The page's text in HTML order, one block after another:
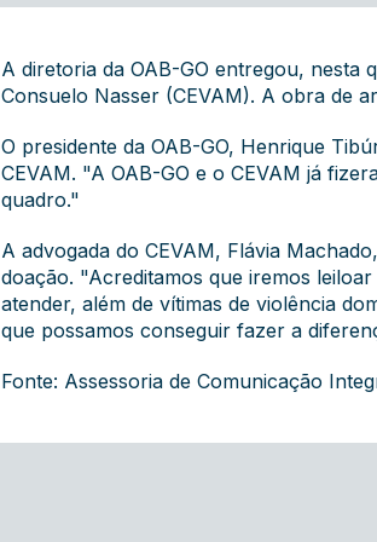
A diretoria da OAB-GO entregou,
Consuelo Nasser (CEVAM). A obra de
O presidente da OAB-GO, Henrique
CEVAM. "A OAB-GO e o CEVAM já
quadro."
A advogada do CEVAM, Flávia
doação. "Acreditamos que iremos
atender, além de vítimas de violência
que possamos conseguir fazer a
Fonte: Assessoria de Comunicação